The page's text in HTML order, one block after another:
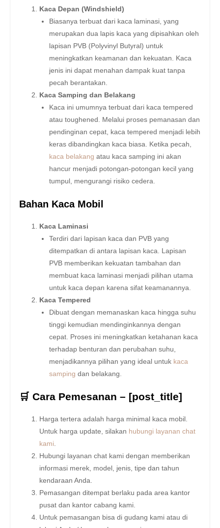
Kaca Depan (Windshield)
Biasanya terbuat dari kaca laminasi, yang
merupakan dua lapis kaca yang dipisahkan oleh
lapisan PVB (Polyvinyl Butyral) untuk
meningkatkan keamanan dan kekuatan. Kaca
jenis ini dapat menahan dampak kuat tanpa
pecah berantakan.
Kaca Samping dan Belakang
Kaca ini umumnya terbuat dari kaca tempered
atau toughened. Melalui proses pemanasan dan
pendinginan cepat, kaca tempered menjadi lebih
keras dibandingkan kaca biasa. Ketika pecah,
kaca belakang atau kaca samping ini akan
hancur menjadi potongan-potongan kecil yang
tumpul, mengurangi risiko cedera.
Bahan Kaca Mobil
Kaca Laminasi
Terdiri dari lapisan kaca dan PVB yang
ditempatkan di antara lapisan kaca. Lapisan
PVB memberikan kekuatan tambahan dan
membuat kaca laminasi menjadi pilihan utama
untuk kaca depan karena sifat keamanannya.
Kaca Tempered
Dibuat dengan memanaskan kaca hingga suhu
tinggi kemudian mendinginkannya dengan
cepat. Proses ini meningkatkan ketahanan kaca
terhadap benturan dan perubahan suhu,
menjadikannya pilihan yang ideal untuk kaca
samping dan belakang.
🛒 Cara Pemesanan – [post_title]
Harga tertera adalah harga minimal kaca mobil.
Untuk harga update, silakan hubungi layanan chat
kami
Hubungi layanan chat kami dengan memberikan
informasi merek, model, jenis, tipe dan tahun
kendaraan Anda.
Pemasangan ditempat berlaku pada area kantor
pusat dan kantor cabang kami.
Untuk pemasangan bisa di gudang kami atau di